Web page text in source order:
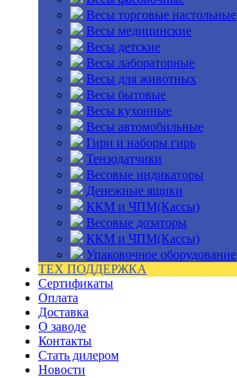
Весы торговые настольные
Весы медицинские
Весы детские
Весы лабораторные
Весы для животных
Весы бытовые
Весы кухонные
Весы автомобильные
Гири и наборы гирь
Тензодатчики
Весовые индикаторы
Денежные ящики
ККМ и ЧПМ(Кассы)
Весовые дозаторы
ККМ и ЧПМ(Кассы)
Упаковочное оборудование
ТЕХ ПОДДЕРЖКА
Сертификаты
Оплата
Доставка
О заводе
Контакты
Стать дилером
Новости